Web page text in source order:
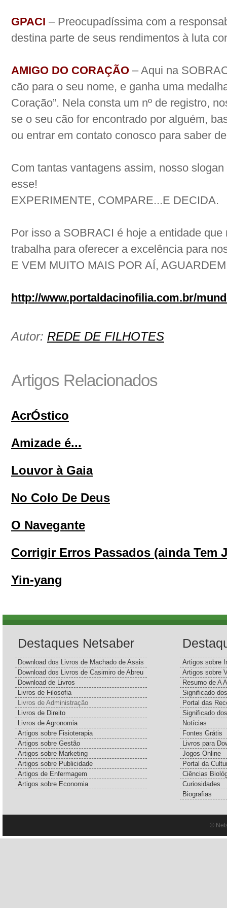
GPACI – Preocupadíssima com a
destina parte de seus rendimentos à luta
AMIGO DO CORAÇÃO – Aqui na
cão para o seu nome, e ganha uma
Coração”. Nela consta um nº de registro,
se o seu cão for encontrado por alguém,
ou entrar em contato conosco para saber
Com tantas vantagens assim, nosso
esse!
EXPERIMENTE, COMPARE...E DECIDA.
Por isso a SOBRACI é hoje a entidade
trabalha para oferecer a excelência para
E VEM MUITO MAIS POR AÍ,
http://www.portaldacinofilia.com.br/
Autor: REDE DE FILHOTES
Artigos Relacionados
AcrÓstico
Amizade é...
Louvor à Gaia
No Colo De Deus
O Navegante
Corrigir Erros Passados (ainda Tem
Yin-yang
Destaques Netsaber
Download dos Livros de Machado de Assis
Download dos Livros de Casimiro de Abreu
Download de Livros
Livros de Filosofia
Livros de Administração
Livros de Direito
Livros de Agronomia
Artigos sobre Fisioterapia
Artigos sobre Gestão
Artigos sobre Marketing
Artigos sobre Publicidade
Artigos de Enfermagem
Artigos sobre Economia
Artigos sobre
Artigos sobre
Resumo de A
Significado
Portal das
Significado
Notícias
Fontes Grátis
Livros para
Jogos Online
Portal da
Ciências
Curiosidades
Biografias
©